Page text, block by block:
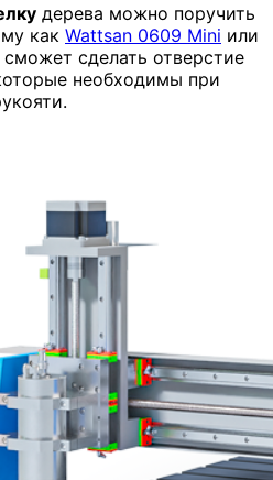
дерева можно поручить
как Wattsan 0609 Mini или
может сделать отверстие
необходимы при